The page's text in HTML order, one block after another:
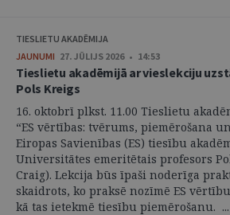
TIESLIETU AKADĒMIJA
JAUNUMI 27. JŪLIJS 2026 • 14:53
Tieslietu akadēmijā ar vieslekciju
Pols Kreigs
16. oktobrī plkst. 11.00 Tieslietu
“ES vērtības: tvērums, piemērošana
Eiropas Savienības (ES) tiesību
Universitātes emeritētais profesors
Craig). Lekcija būs īpaši noderīga
skaidrots, ko praksē nozīmē ES
kā tas ietekmē tiesību piemērošanu. ...